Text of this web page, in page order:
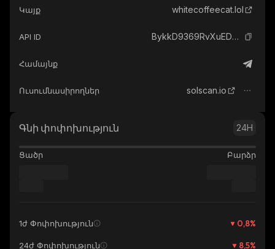
Կայք whitecoffeecat.lol
API ID BykkD9369RvXuEDbR7pTRz49b7cfLRTzHgSVoqK8gc15_solana
Համայնք
Ուսումնասիրողներ solscan.io
Գնի փոփոխություն 24H
Ցածր Բարձր
1ժ Փոփոխություն 0,8%
24ժ Փոփոխություն 8,5%